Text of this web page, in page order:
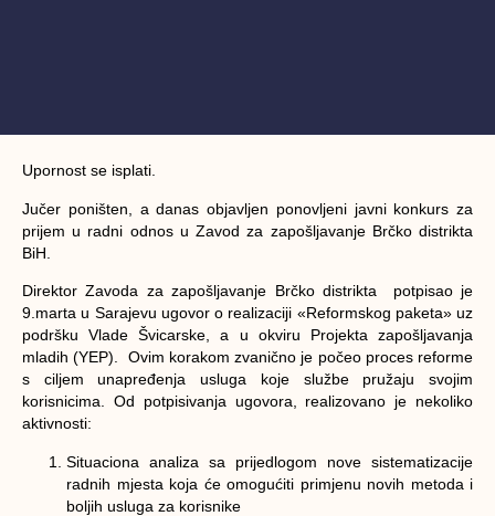
Upornost se isplati.
Jučer poništen, a danas objavljen ponovljeni javni konkurs za
prijem u radni odnos u Zavod za zapošljavanje Brčko distrikta
BiH.
Direktor Zavoda za zapošljavanje Brčko distrikta potpisao je
9.marta u Sarajevu ugovor o realizaciji «Reformskog paketa» uz
podršku Vlade Švicarske, a u okviru Projekta zapošljavanja
mladih (YEP). Ovim korakom zvanično je počeo proces reforme
s ciljem unapređenja usluga koje službe pružaju svojim
korisnicima. Od potpisivanja ugovora, realizovano je nekoliko
aktivnosti:
Situaciona analiza sa prijedlogom nove sistematizacije
radnih mjesta koja će omogućiti primjenu novih metoda i
boljih usluga za korisnike